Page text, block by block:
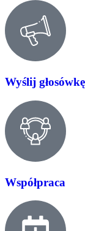
Wyślij głosówkę
Współpraca